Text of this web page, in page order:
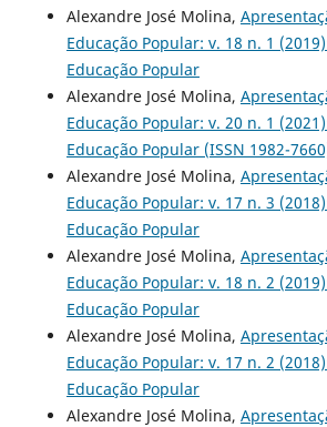
Alexandre José Molina,
Educação Popular: v. 18 n. 1
Educação Popular
Alexandre José Molina,
Educação Popular: v. 20 n. 1
Educação Popular (ISSN 1982-
Alexandre José Molina,
Educação Popular: v. 17 n. 3
Educação Popular
Alexandre José Molina,
Educação Popular: v. 18 n. 2
Educação Popular
Alexandre José Molina,
Educação Popular: v. 17 n. 2
Educação Popular
Alexandre José Molina,